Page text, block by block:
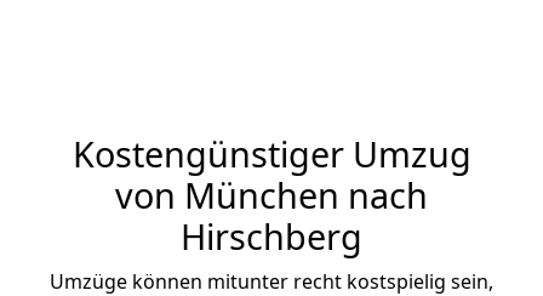
Kostengünstiger Umzug
von München nach
Hirschberg
Umzüge können mitunter recht kostspielig sein,